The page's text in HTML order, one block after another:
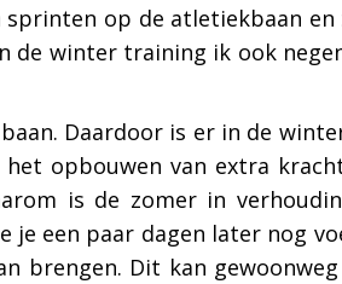
op de atletiekbaan
winter training ik ook
Daardoor is er in de
opbouwen van extra
is de zomer in
een paar dagen later nog
brengen. Dit kan